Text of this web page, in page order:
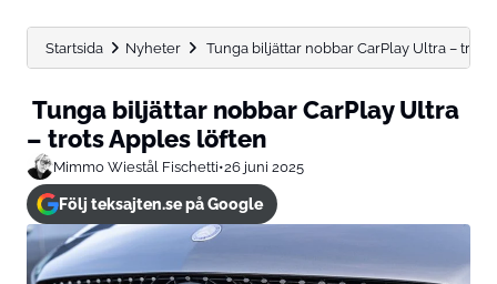
Startsida Nyheter Tunga biljättar nobbar CarPlay Ultra –
Tunga biljättar nobbar CarPlay Ultra
– trots Apples löften
Mimmo Wiestål Fischetti•26 juni 2025
Följ teksajten.se på Google